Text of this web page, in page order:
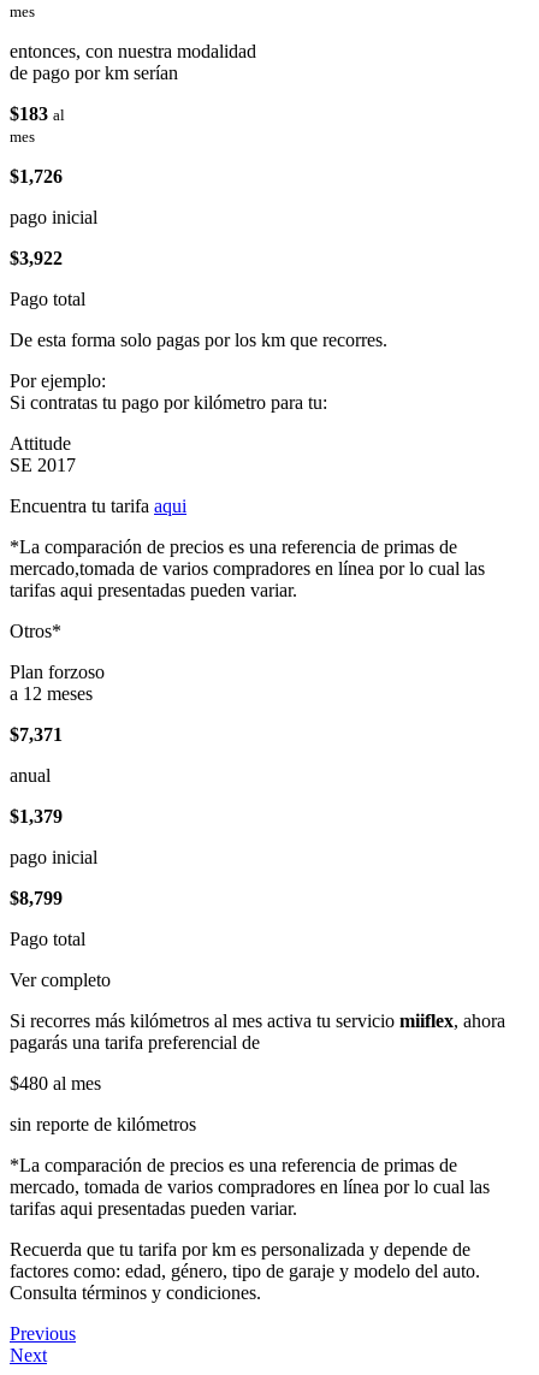
mes
entonces, con nuestra modalidad
de pago por km serían
$183 al
mes
$1,726
pago inicial
$3,922
Pago total
De esta forma solo pagas por los km que recorres.
Por ejemplo:
Si contratas tu pago por kilómetro para tu:
Attitude
SE 2017
Encuentra tu tarifa aqui
*La comparación de precios es una referencia de primas de
mercado,tomada de varios compradores en línea por lo cual las
tarifas aqui presentadas pueden variar.
Otros*
Plan forzoso
a 12 meses
$7,371
anual
$1,379
pago inicial
$8,799
Pago total
Ver completo
Si recorres más kilómetros al mes activa tu servicio miiflex, ahora
pagarás una tarifa preferencial de
$480 al mes
sin reporte de kilómetros
*La comparación de precios es una referencia de primas de
mercado, tomada de varios compradores en línea por lo cual las
tarifas aqui presentadas pueden variar.
Recuerda que tu tarifa por km es personalizada y depende de
factores como: edad, género, tipo de garaje y modelo del auto.
Consulta términos y condiciones.
Previous
Next